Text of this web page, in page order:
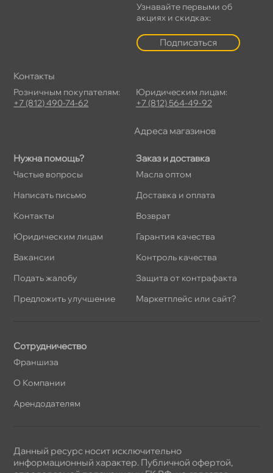
Нужна помощь?
Частые вопросы
Написать письмо
Контакты
Юридическим лицам
акансии
Подать жалобу
Предложить улучшение
Заказ и доставка
Масла оптом
Доставка и оплата
озврат
Гарантия качества
Контроль качества
Защита от контрафакта
Маркетплейс или сайт?
Узнавайте первыми о
акциях и скидках:
Подписаться
Сотрудничество
Франшиза
О Компании
Арендодателям
Контакты
Розничным покупателям:
+7 (812) 490-74-62
Юридическим лицам:
+7 (812) 564-49-92
Адреса магазино
Данный ресурс носит исключительно
информационный характер. Публичной офертой,